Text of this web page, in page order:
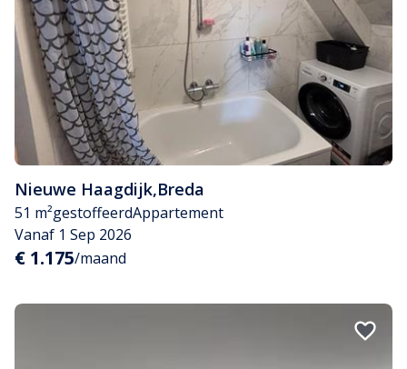
Nieuwe Haagdijk,Breda
51 m²gestoffeerdAppartement
Vanaf 1 Sep 2026
€ 1.175/maand